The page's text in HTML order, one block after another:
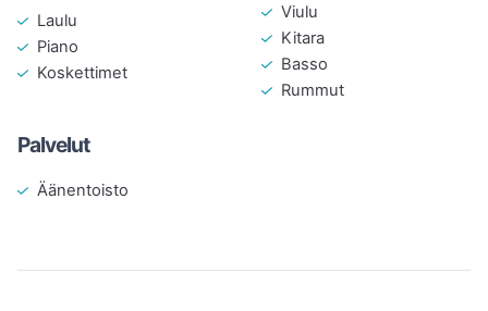
Laulu
Piano
Koskettimet
Viulu
Kitara
Basso
Rummut
Palvelut
Äänentoisto